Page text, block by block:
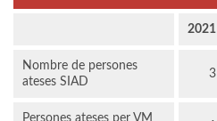
2021
Nombre de persones
ateses SIAD
3
Persones ateses per VM